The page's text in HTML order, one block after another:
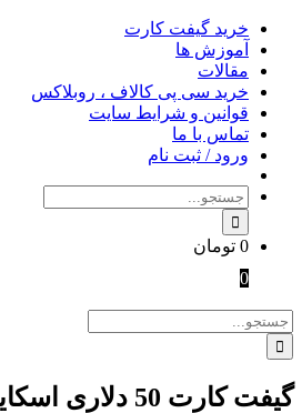
Skip
content
خرید گیفت کارت
آموزش ها
مقالات
خرید سی پی کالاف ، روبلاکس
قوانین و شرایط سایت
تماس با ما
ورود / ثبت نام
جستجو
برای:
0 تومان
0
جستجو
برای:
گیفت کارت 50 دلاری اسکایپ skype